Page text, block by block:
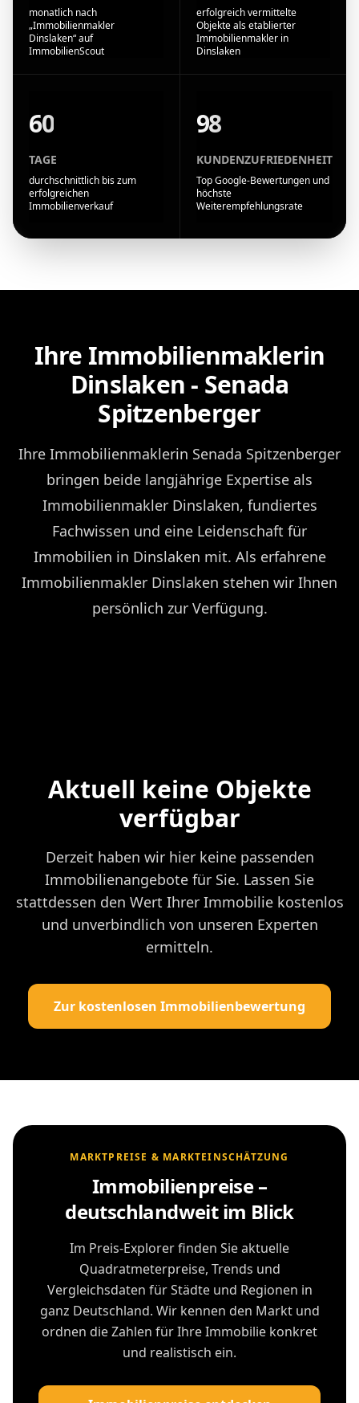
monatlich nach
„Immobilienmakler
Dinslaken“ auf
ImmobilienScout
erfolgreich vermittelte
Objekte als etablierter
Immobilienmakler in
Dinslaken
60
TAGE
durchschnittlich bis zum
erfolgreichen
Immobilienverkauf
98
KUNDENZUFRIEDENHEIT
Top Google-Bewertungen und
höchste
Weiterempfehlungsrate
Ihre Immobilienmaklerin
Dinslaken - Senada
Spitzenberger
Ihre Immobilienmaklerin Senada Spitzenberger
bringen beide langjährige Expertise als
Immobilienmakler Dinslaken, fundiertes
Fachwissen und eine Leidenschaft für
Immobilien in Dinslaken mit. Als erfahrene
Immobilienmakler Dinslaken stehen wir Ihnen
persönlich zur Verfügung.
Aktuell keine Objekte
verfügbar
Derzeit haben wir hier keine passenden
Immobilienangebote für Sie. Lassen Sie
stattdessen den Wert Ihrer Immobilie kostenlos
und unverbindlich von unseren Experten
ermitteln.
Zur kostenlosen Immobilienbewertung
MARKTPREISE & MARKTEINSCHÄTZUNG
Immobilienpreise –
deutschlandweit im Blick
Im Preis-Explorer finden Sie aktuelle
Quadratmeterpreise, Trends und
Vergleichsdaten für Städte und Regionen in
ganz Deutschland. Wir kennen den Markt und
ordnen die Zahlen für Ihre Immobilie konkret
und realistisch ein.